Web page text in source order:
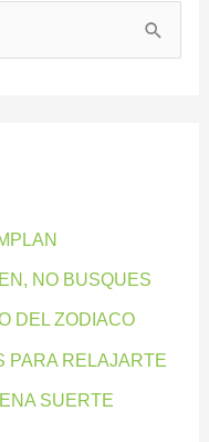
NO BUSQUES
DEL ZODIACO
PARA RELAJARTE
SUERTE